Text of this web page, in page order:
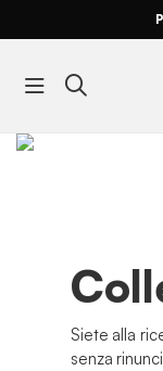
Siete alla
senza